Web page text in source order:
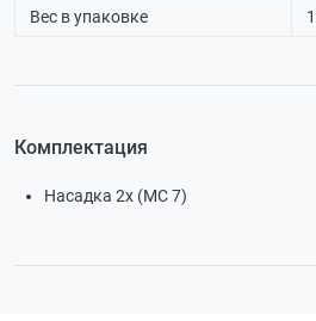
Вес в упаковке
Комплектация
Насадка 2х (МС 7)